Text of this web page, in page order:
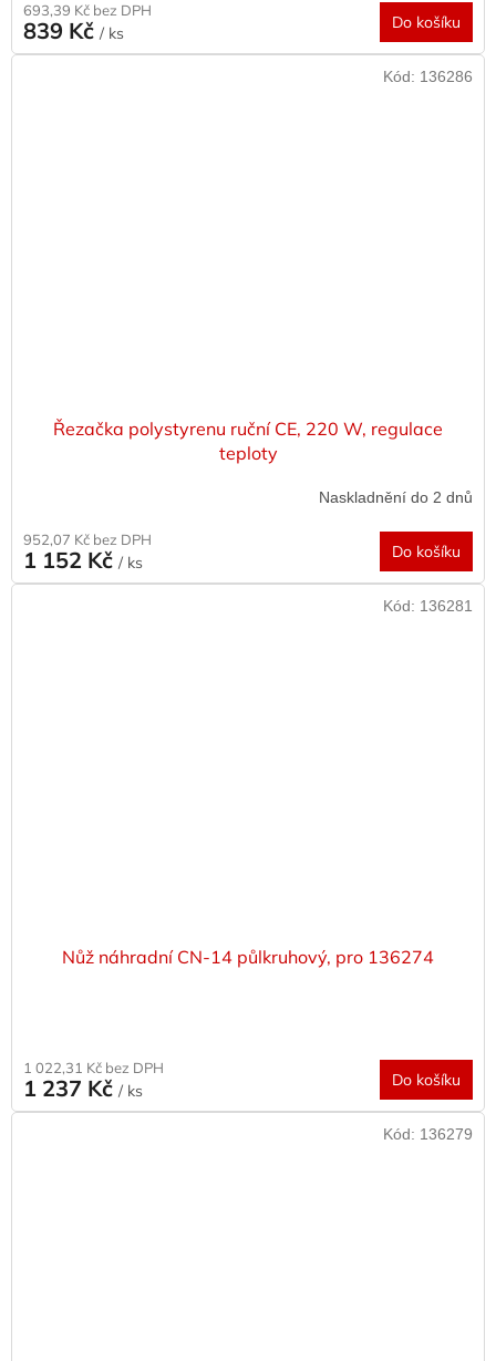
693,39 Kč bez DPH
839 Kč / ks
Do košíku
Řezačka polystyrenu ruční CE, 220 W, regulace
teploty
Naskladnění do 2 dnů
952,07 Kč bez DPH
1 152 Kč / ks
Do košíku
Kód: 136286
Nůž náhradní CN-14 půlkruhový, pro 136274
1 022,31 Kč bez DPH
1 237 Kč / ks
Do košíku
Kód: 136281
Kód: 136279